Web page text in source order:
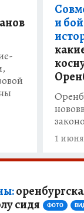
и
1 июня
сидя
ФОТО